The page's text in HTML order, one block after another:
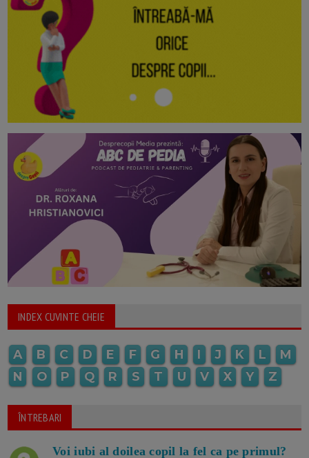
INDEX CUVINTE CHEIE
A B C D E F G H I J K L
M
N
O P Q R S T U V X Y Z
ÎNTREBARI
Voi iubi al doilea copil la fel ca pe primul?